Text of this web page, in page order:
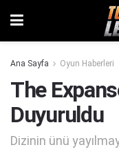
Ana Sayfa Oyun Haberleri
The
Duyuruldu
Dizinin ünü